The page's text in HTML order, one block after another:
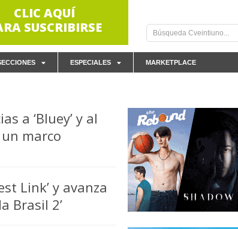
CLIC AQUÍ
SUSCRIBIRSE
ESPECIALES MARKETPLACE
a ‘Bluey’ y al
marco
Link’ y avanza
Brasil 2’